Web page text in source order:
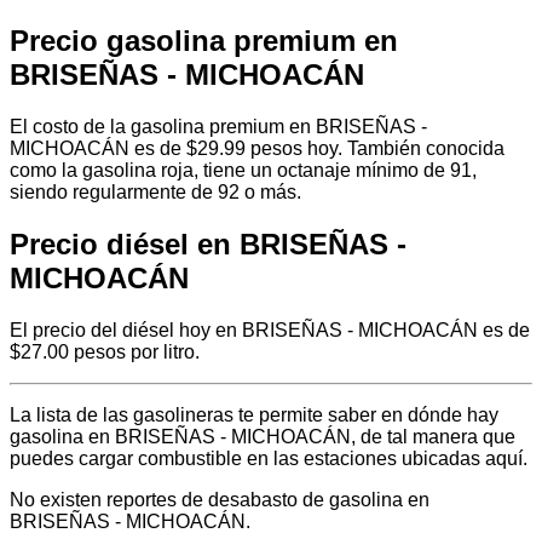
Precio gasolina premium en
BRISEÑAS - MICHOACÁN
El costo de la gasolina premium en BRISEÑAS -
MICHOACÁN es de $29.99 pesos hoy. También conocida
como la gasolina roja, tiene un octanaje mínimo de 91,
siendo regularmente de 92 o más.
Precio diésel en BRISEÑAS -
MICHOACÁN
El precio del diésel hoy en BRISEÑAS - MICHOACÁN es de
$27.00 pesos por litro.
La lista de las gasolineras te permite saber en dónde hay
gasolina en BRISEÑAS - MICHOACÁN, de tal manera que
puedes cargar combustible en las estaciones ubicadas aquí.
No existen reportes de desabasto de gasolina en
BRISEÑAS - MICHOACÁN.